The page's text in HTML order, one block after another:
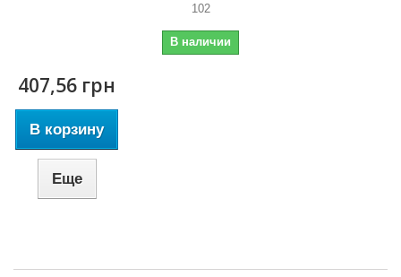
102
В наличии
407,56 грн
В корзину
Еще